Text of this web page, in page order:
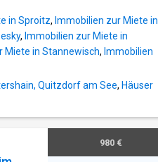
in Sproitz, Immobilien zur Miete in
, Immobilien zur Miete in
Miete in Stannewisch, Immobilien
Quitzdorf am See, Häuser
980 €